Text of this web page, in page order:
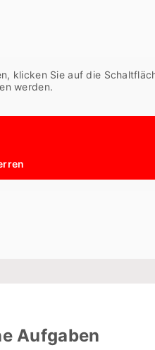
klicken Sie auf die
werden.
Aufgaben